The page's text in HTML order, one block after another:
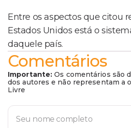
Entre os aspectos que citou
Estados Unidos está o
daquele país.
Comentários
Importante: Os comentários são
dos autores e não representam a
Livre